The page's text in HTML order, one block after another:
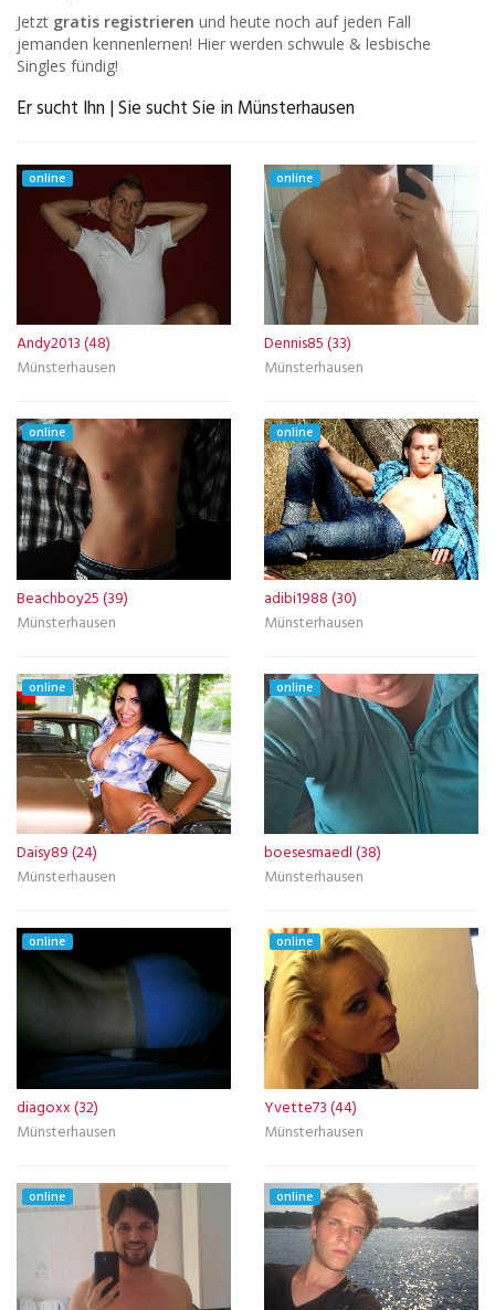
Jetzt gratis registrieren und heute noch auf jeden Fall
jemanden kennenlernen! Hier werden schwule & lesbische
Singles fündig!
Er sucht Ihn | Sie sucht Sie in Münsterhausen
online
Andy2013 (48)
Münsterhausen
online
Dennis85 (33)
Münsterhausen
online
Beachboy25 (39)
Münsterhausen
online
adibi1988 (30)
Münsterhausen
online
Daisy89 (24)
Münsterhausen
online
boesesmaedl (38)
Münsterhausen
online
diagoxx (32)
Münsterhausen
online
Yvette73 (44)
Münsterhausen
online online